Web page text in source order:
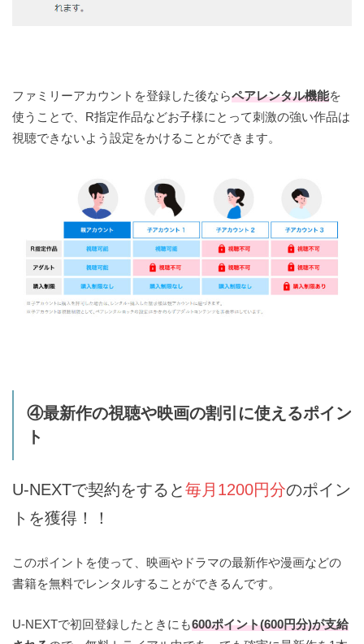
ファミリーアカウントを登録した後ならペアレンタル機能を
使うことで、R指定作品などお子様にとって刺激の強い作品は
視聴できないよう設定をかけることができます。
④最新作の視聴や映画の割引に使えるポイン
ト
U-NEXTで契約をすると毎月1200円分のポイン
トを獲得！！
このポイントを使って、映画やドラマの最新作や漫画などの
書籍を無料でレンタルすることができるんです。
U-NEXTで初回登録したときにも600ポイント(600円分)が支給